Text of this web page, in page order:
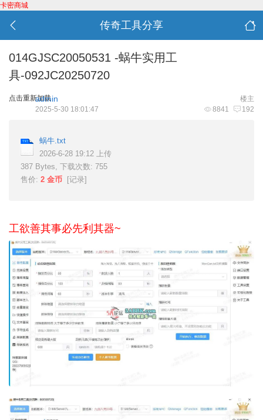
卡密商城
传奇工具分享
014GJSC20050531 -蜗牛实用工
具-092JC20250720
点击重新加载 楼主
admin
8841 192
2025-5-30 18:01:47
蜗牛.txt
2026-6-28 19:12 上传
387 Bytes, 下载次数: 755
售价: 2 金币 [记录]
工欲善其事必先利其器~